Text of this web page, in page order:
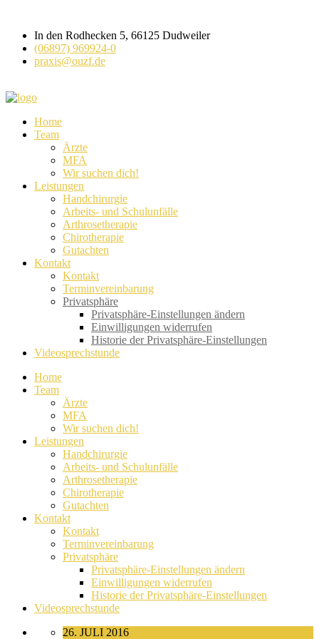
In den Rodhecken 5, 66125 Dudweiler
(06897) 969924-0
praxis@ouzf.de
Home
Team
Ärzte
MFA
Wir suchen dich!
Leistungen
Handchirurgie
Arbeits- und Schulunfälle
Arthrosetherapie
Chirotherapie
Gutachten
Kontakt
Kontakt
Terminvereinbarung
Privatsphäre
Privatsphäre-Einstellungen ändern
Einwilligungen widerrufen
Historie der Privatsphäre-Einstellungen
Videosprechstunde
Home
Team
Ärzte
MFA
Wir suchen dich!
Leistungen
Handchirurgie
Arbeits- und Schulunfälle
Arthrosetherapie
Chirotherapie
Gutachten
Kontakt
Kontakt
Terminvereinbarung
Privatsphäre
Privatsphäre-Einstellungen ändern
Einwilligungen widerrufen
Historie der Privatsphäre-Einstellungen
Videosprechstunde
26. JULI 2016